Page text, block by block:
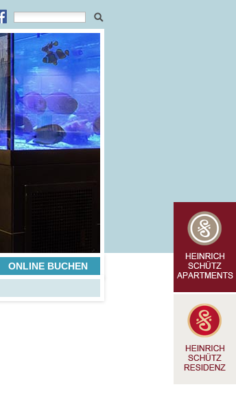
ONLINE BUCHEN